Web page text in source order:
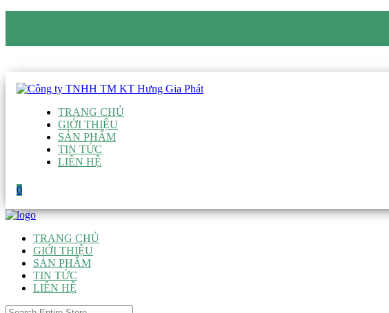
TRANG CHỦ
GIỚI THIỆU
SẢN PHẨM
TIN TỨC
LIÊN HỆ
0
TRANG CHỦ
GIỚI THIỆU
SẢN PHẨM
TIN TỨC
LIÊN HỆ